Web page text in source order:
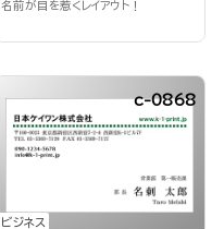
名前が目を惹くレイアウト！
ビジネス
c-0868